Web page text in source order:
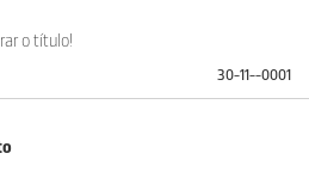
o título!
30-11--0001